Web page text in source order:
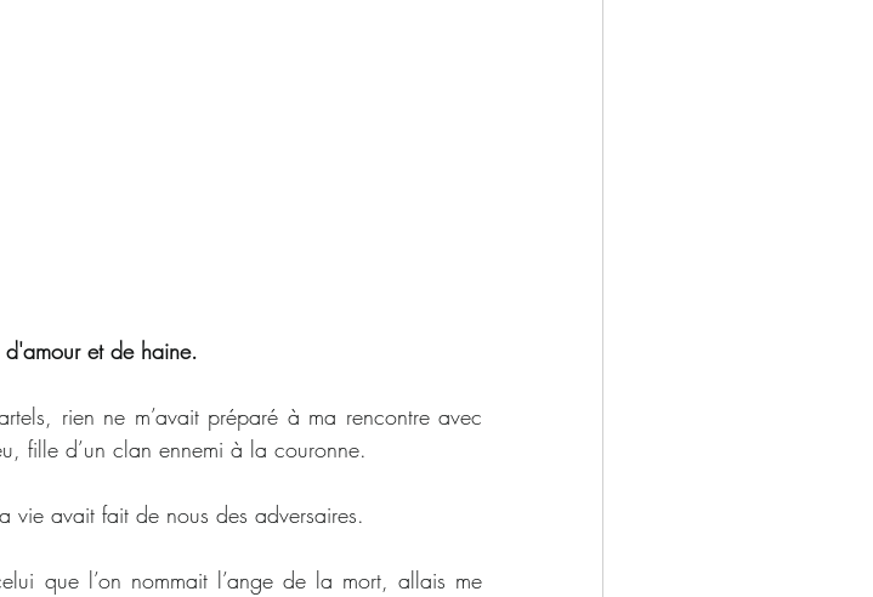
et de haine.
rien ne m’avait préparé à ma rencontre avec
fille d’un clan ennemi à la couronne.
vie avait fait de nous des adversaires.
que l’on nommait l’ange de la mort, allais me